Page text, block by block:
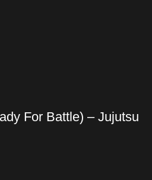
For Battle) – Jujutsu